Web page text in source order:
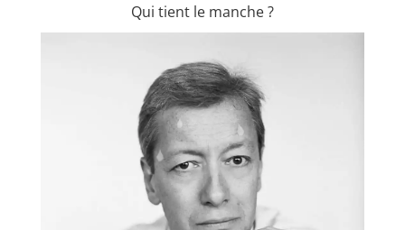
Qui tient le manche ?